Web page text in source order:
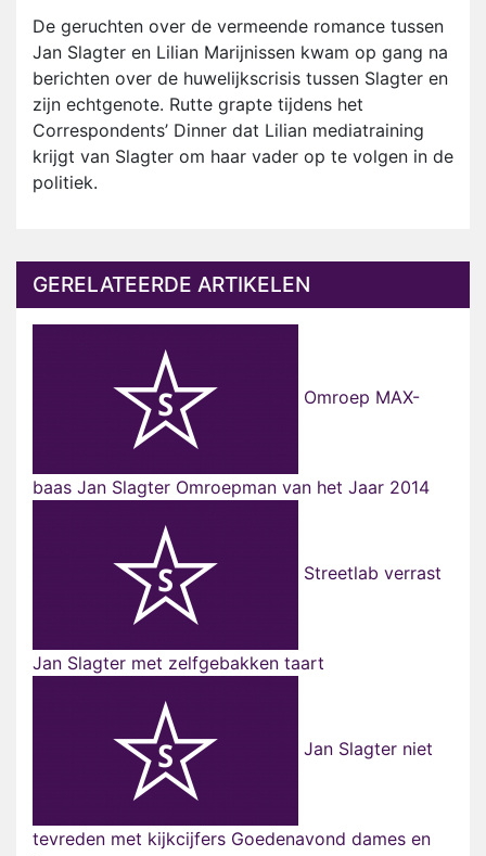
De geruchten over de vermeende romance tussen
Jan Slagter en Lilian Marijnissen kwam op gang na
berichten over de huwelijkscrisis tussen Slagter en
zijn echtgenote. Rutte grapte tijdens het
Correspondents’ Dinner dat Lilian mediatraining
krijgt van Slagter om haar vader op te volgen in de
politiek.
GERELATEERDE ARTIKELEN
Omroep MAX-
baas Jan Slagter Omroepman van het Jaar 2014
Streetlab verrast
Jan Slagter met zelfgebakken taart
Jan Slagter niet
tevreden met kijkcijfers Goedenavond dames en